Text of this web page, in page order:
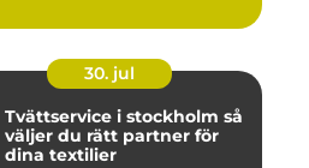
30. jul
Tvättservice i stockholm så
väljer du rätt partner för
dina textilier